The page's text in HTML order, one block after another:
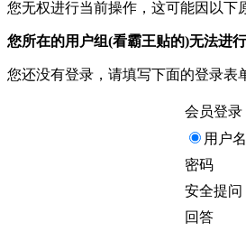
您无权进行当前操作，这可能因以下
您所在的用户组(看霸王贴的)无法进行
您还没有登录，请填写下面的登录表
会员登录
用户名
密码
安全提问
回答